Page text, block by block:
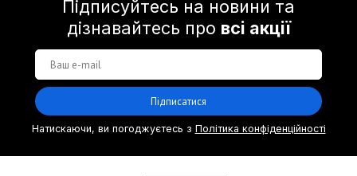
Підписуйтесь на новини та
дізнавайтесь про всі акції
Підписатися
Натискаючи, ви погоджуєтесь з Політика конфіденційності